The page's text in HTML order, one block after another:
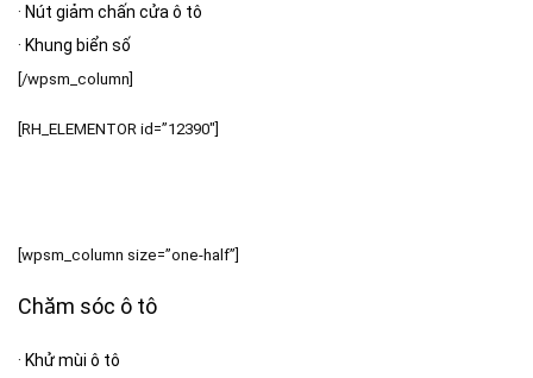
· Nút giảm chấn cửa ô tô
· Khung biển số
[/wpsm_column]
[RH_ELEMENTOR id=”12390″]
[wpsm_column size=”one-half”]
Chăm sóc ô tô
· Khử mùi ô tô